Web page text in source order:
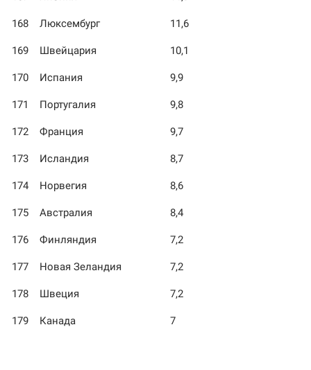
168 Люксембург 11,6
169 Швейцария 10,1
170 Испания 9,9
171 Португалия 9,8
172 Франция 9,7
173 Исландия 8,7
174 Норвегия 8,6
175 Австралия 8,4
176 Финляндия 7,2
177 Новая Зеландия 7,2
178 Швеция 7,2
179 Канада 7